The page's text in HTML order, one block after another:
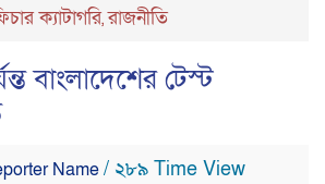
ক্যাটাগরি,রাজনীতি
বাংলাদেশের টেস্ট
Name/ ২৮৯ Time View